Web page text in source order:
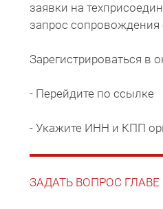
заявки на
запрос сопровождения
Зарегистрироваться в
- Перейдите по ссылке
- Укажите ИНН и КПП
ЗАДАТЬ ВОПРОС